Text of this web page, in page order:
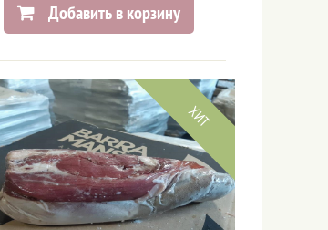
Добавить в корзину
ХИТ